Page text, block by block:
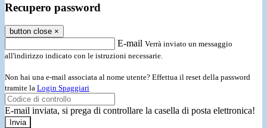
Recupero password
button close ×
E-mail Verrà inviato un messaggio
all'indirizzo indicato con le istruzioni necessarie.
Non hai una e-mail associata al nome utente? Effettua il reset della password
tramite la Login Spaggiari
E-mail inviata, si prega di controllare la casella di posta elettronica!